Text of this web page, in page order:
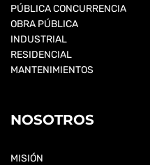
PÚBLICA CONCURRENCIA
OBRA PÚBLICA
INDUSTRIAL
RESIDENCIAL
MANTENIMIENTOS
NOSOTROS
MISIÓN